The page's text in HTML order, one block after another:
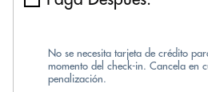
No se necesita tarjeta de crédito
momento del check-in. Cancela en
penalización.